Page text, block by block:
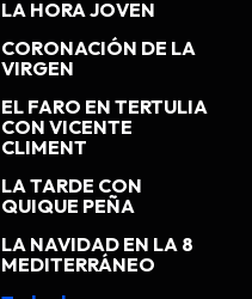
LA HORA JOVEN
CORONACIÓN DE LA
VIRGEN
EL FARO EN TERTULIA
CON VICENTE
CLIMENT
LA TARDE CON
QUIQUE PEÑA
LA NAVIDAD EN LA 8
MEDITERRÁNEO